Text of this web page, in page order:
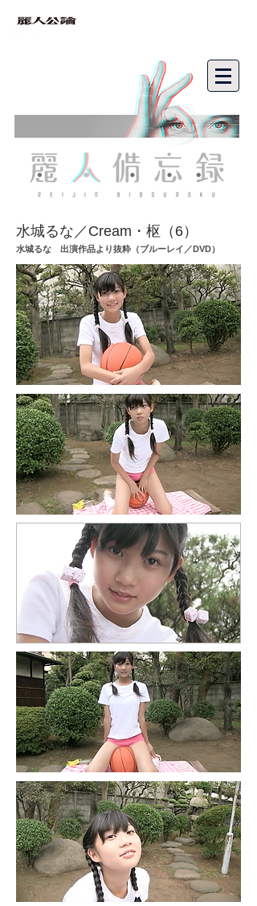
水城るな／Cream・枢（6）
水城るな 出演作品より抜粋 （ブルーレイ／DVD）